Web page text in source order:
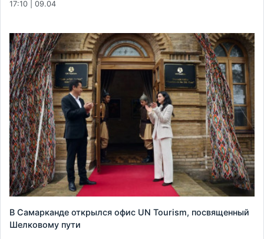
17:10 | 09.04
В Самарканде открылся офис UN Tourism, посвященный
Шелковому пути